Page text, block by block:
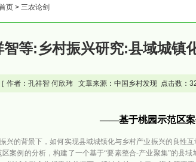
页 > 三农论剑
智等:乡村振兴研究:县域城镇
［ 作者： 孔祥智 何欣玮文章来源：中国乡村发现 点击数：
——基于桃园示范区案
兴的背景下，如何实现县域城镇化与乡村产业振兴的良性
案例的分析，构建了一个基于“要素整合-产业聚集”的县